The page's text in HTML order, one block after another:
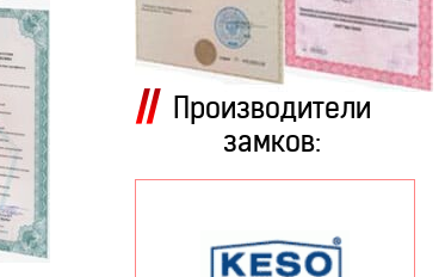
Производители
замков: